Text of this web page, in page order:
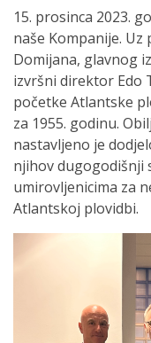
15. prosinca 2023.
naše Kompanije.
Domijana, glavnog
izvršni direktor Edo
početke Atlantske
za 1955. godinu.
nastavljeno je
njihov dugogodišnji
umirovljenicima za
Atlantskoj plovidbi.